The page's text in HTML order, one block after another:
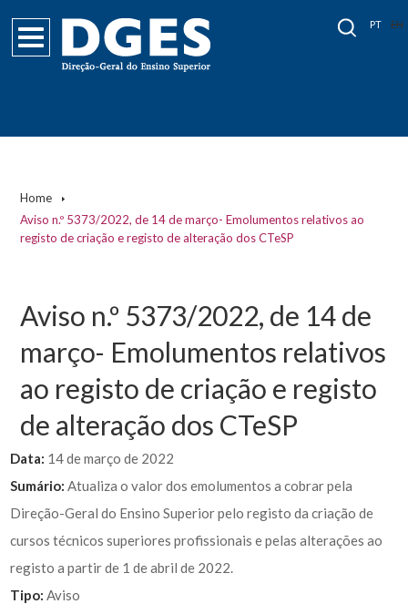
PT EN
Home
Aviso n.º 5373/2022, de 14 de março- Emolumentos relativos ao
registo de criação e registo de alteração dos CTeSP
Aviso n.º 5373/2022, de 14 de
março- Emolumentos relativos
ao registo de criação e registo
de alteração dos CTeSP
Data: 14 de março de 2022
Sumário:Atualiza o valor dos emolumentos a cobrar pela
Direção-Geral do Ensino Superior pelo registo da criação de
cursos técnicos superiores profissionais e pelas alterações ao
registo a partir de 1 de abril de 2022.
Tipo:Aviso